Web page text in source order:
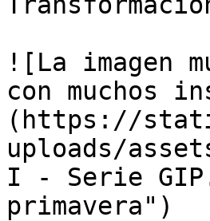
![La imagen
con muchos
(https://
uploads/
I - Serie
primavera")